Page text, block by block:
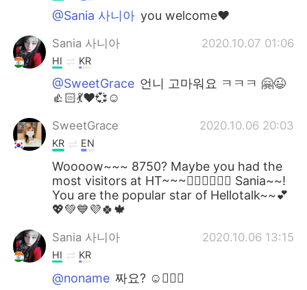
@Sania 사니아 you welcome❤️
Sania 사니아 2020.10.07 01:06
HI KR
@SweetGrace 언니 고마워요 ㅋㅋㅋ 🤗😉
👍🏻💃❤️💞☺️
SweetGrace 2020.10.06 20:03
KR EN
Woooow~~~ 8750? Maybe you had the
most visitors at HT~~~👍🏻👍🏻👍🏻 Sania~~!
You are the popular star of Hellotalk~~💕
💖💚💙💜🍀🍁
Sania 사니아 2020.10.06 13:15
HI KR
@noname 짜요? ☺️👍🏻💖